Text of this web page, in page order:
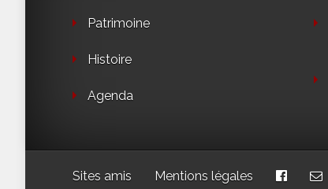
Patrimoine
Histoire
Agenda
Sites amis Mentions légales